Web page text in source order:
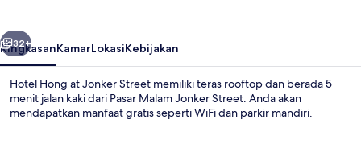
Berikutnya
32+
RingkasanKamarLokasiKebijakan
Hotel Hong at Jonker Street memiliki teras rooftop dan berada 5
menit jalan kaki dari Pasar Malam Jonker Street. Anda akan
mendapatkan manfaat gratis seperti WiFi dan parkir mandiri.